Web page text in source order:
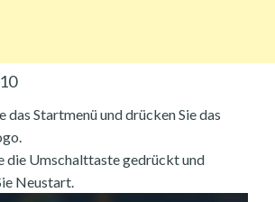
das Startmenü und drücken Sie das
die Umschalttaste gedrückt und
Neustart.